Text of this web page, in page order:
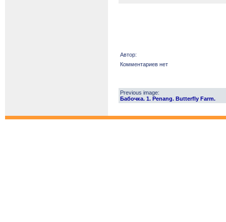
Автор:
Комментариев нет
Previous image:
Бабочка. 1. Penang. Butterfly Farm.